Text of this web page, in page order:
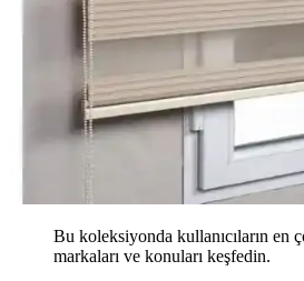
Bu koleksiyonda kullanıcıların en
markaları ve konuları keşfedin.